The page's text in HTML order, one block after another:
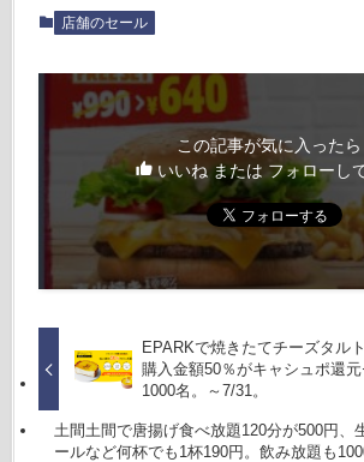
店舗のセール
この記事が気に入ったら
いいね または フォローし
EPARKで焼きたてチーズタル
購入金額50％がキャシュポ還
1000名。～7/31。
土間土間で唐揚げ食べ放題120分が500円、
ールなど何杯でも1杯190円。飲み放題も